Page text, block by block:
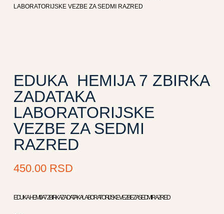
LABORATORIJSKE VEZBE ZA SEDMI RAZRED
EDUKA HEMIJA 7 ZBIRKA
ZADATAKA
LABORATORIJSKE
VEZBE ZA SEDMI
RAZRED
450.00 RSD
EDUKA HEMIJA 7 ZBIRKA ZADATAKA LABORATORIJSKE VEZBE ZA SEDMI RAZRED